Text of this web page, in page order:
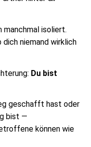
isoliert.
niemand wirklich
Du bist
geschafft hast oder
bist —
können wie